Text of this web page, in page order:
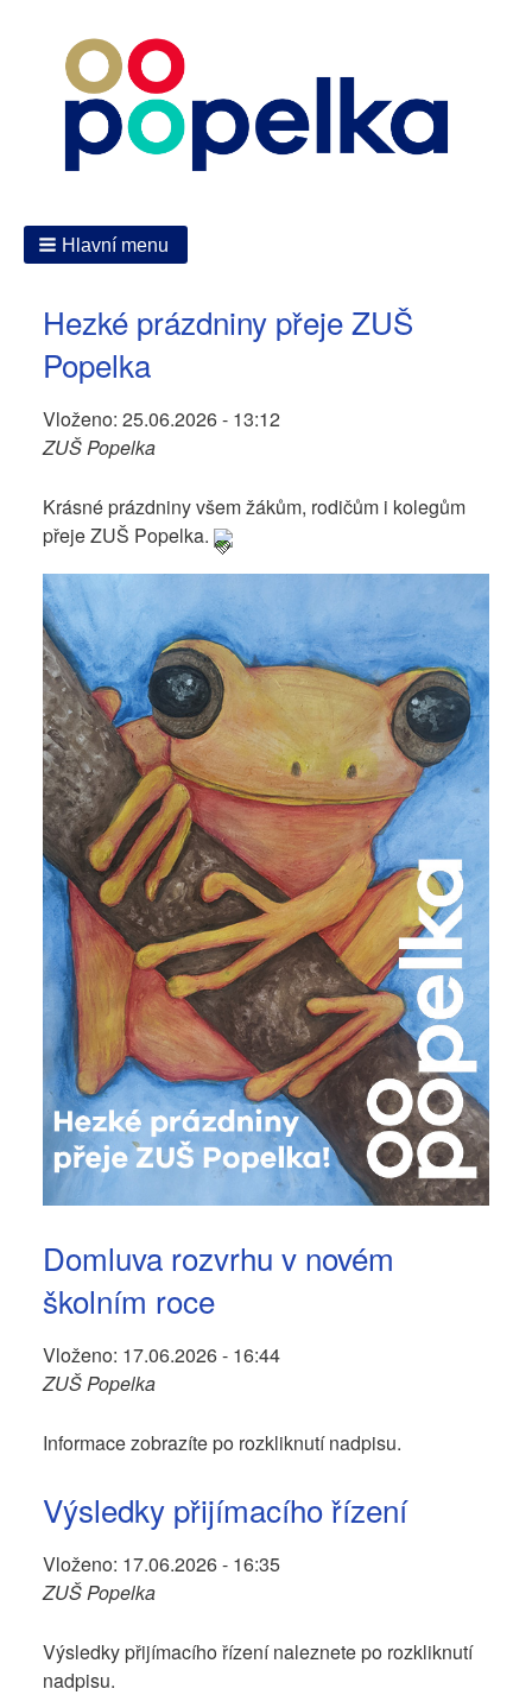
Hlavní menu
Hezké prázdniny přeje ZUŠ
Popelka
Vloženo: 25.06.2026 - 13:12
ZUŠ Popelka
Krásné prázdniny všem žákům, rodičům i kolegům
přeje ZUŠ Popelka.
Domluva rozvrhu v novém
školním roce
Vloženo: 17.06.2026 - 16:44
ZUŠ Popelka
Informace zobrazíte po rozkliknutí nadpisu.
Výsledky přijímacího řízení
Vloženo: 17.06.2026 - 16:35
ZUŠ Popelka
Výsledky přijímacího řízení naleznete po rozkliknutí
nadpisu.